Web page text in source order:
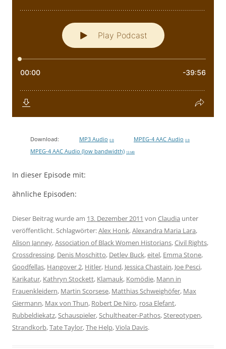
Download: MP3 Audio 0 B MPEG-4 AAC Audio 0 B
MPEG-4 AAC Audio (low bandwidth) 13 MB
In dieser Episode mit:
ähnliche Episoden:
Dieser Beitrag wurde am 13. Dezember 2011 von Claudia unter
veröffentlicht. Schlagwörter:Alex Honk,Alexandra Maria Lara,
Alison Janney,Association of Black Women Historians,Civil Rights,
Crossdressing, Denis Moschitto, Detlev Buck,eitel, Emma Stone,
Goodfellas, Hangover 2, Hitler, Hund, Jessica Chastain, Joe Pesci,
Karikatur, Kathryn Stockett, Klamauk, Komödie, Mann in
Frauenkleidern, Martin Scorsese, Matthias Schweighöfer, Max
Giermann, Max von Thun, Robert De Niro, rosa Elefant,
Rubbeldiekatz, Schauspieler, Schultheater-Pathos, Stereotypen,
Strandkorb,Tate Taylor,The Help,Viola Davis.